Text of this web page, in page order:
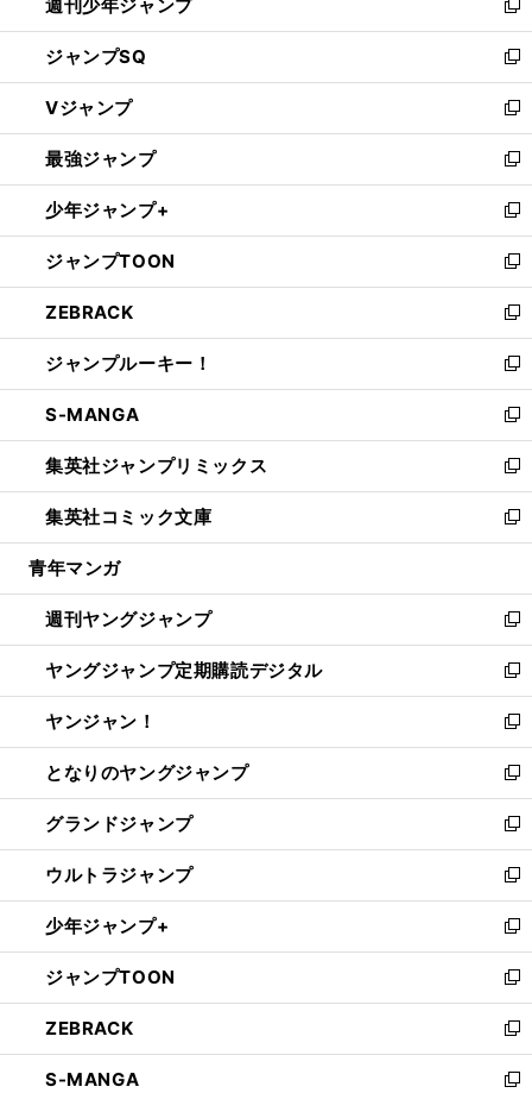
く
週刊少年ジャンプ
新
し
い
ウ
ィ
ン
ド
ウ
で
開
く
ジャンプSQ
新
し
い
ウ
ィ
ン
ド
ウ
で
開
く
Vジャンプ
新
し
い
ウ
ィ
ン
ド
ウ
で
開
く
最強ジャンプ
新
し
い
ウ
ィ
ン
ド
ウ
で
開
く
少年ジャンプ+
新
し
い
ウ
ィ
ン
ド
ウ
で
開
く
ジャンプTOON
新
し
い
ウ
ィ
ン
ド
ウ
で
開
く
ZEBRACK
新
し
い
ウ
ィ
ン
ド
ウ
で
開
ジャンプルーキー！
新
し
い
ウ
ィ
ン
ド
ウ
開
く
S-MANGA
新
し
い
ウ
ィ
ン
ウ
で
開
く
集英社ジャンプリミックス
新
し
い
ウ
ン
ド
ウ
で
開
く
集英社コミック文庫
新
し
ウ
ィ
ン
ド
ウ
で
開
く
青年マンガ
週刊ヤングジャンプ
新
し
い
ウ
ィ
ン
ド
ウ
で
開
く
ヤングジャンプ定期購読デジタル
新
し
い
ウ
ィ
ン
ド
ウ
で
開
く
ヤンジャン！
新
し
い
ウ
ィ
ン
ド
ウ
で
開
く
となりのヤングジャンプ
新
し
い
ウ
ィ
ン
ド
ウ
で
開
く
グランドジャンプ
新
し
い
ウ
ィ
ン
ド
ウ
で
開
く
ウルトラジャンプ
新
し
い
ウ
ィ
ン
ド
ウ
で
少年ジャンプ+
新
し
い
ウ
ィ
ン
ド
ジャンプTOON
新
し
い
ウ
ィ
ZEBRACK
新
し
い
S-MANGA 新